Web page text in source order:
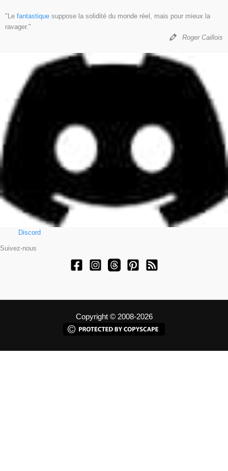
"Le fantastique suppose la solidité du monde réel, mais pour mieux la
ravager."
Roger Caillois
Discord
Suivez-nous
Copyright © 2008-2026